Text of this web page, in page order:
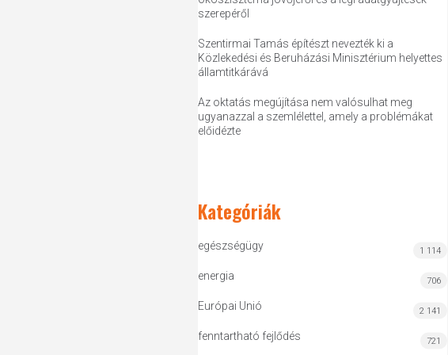
szerepéről
Szentirmai Tamás építészt nevezték ki a
Közlekedési és Beruházási Minisztérium helyettes
államtitkárává
Az oktatás megújítása nem valósulhat meg
ugyanazzal a szemlélettel, amely a problémákat
előidézte
Kategóriák
egészségügy 1 114
energia 706
Európai Unió 2 141
fenntartható fejlődés 721